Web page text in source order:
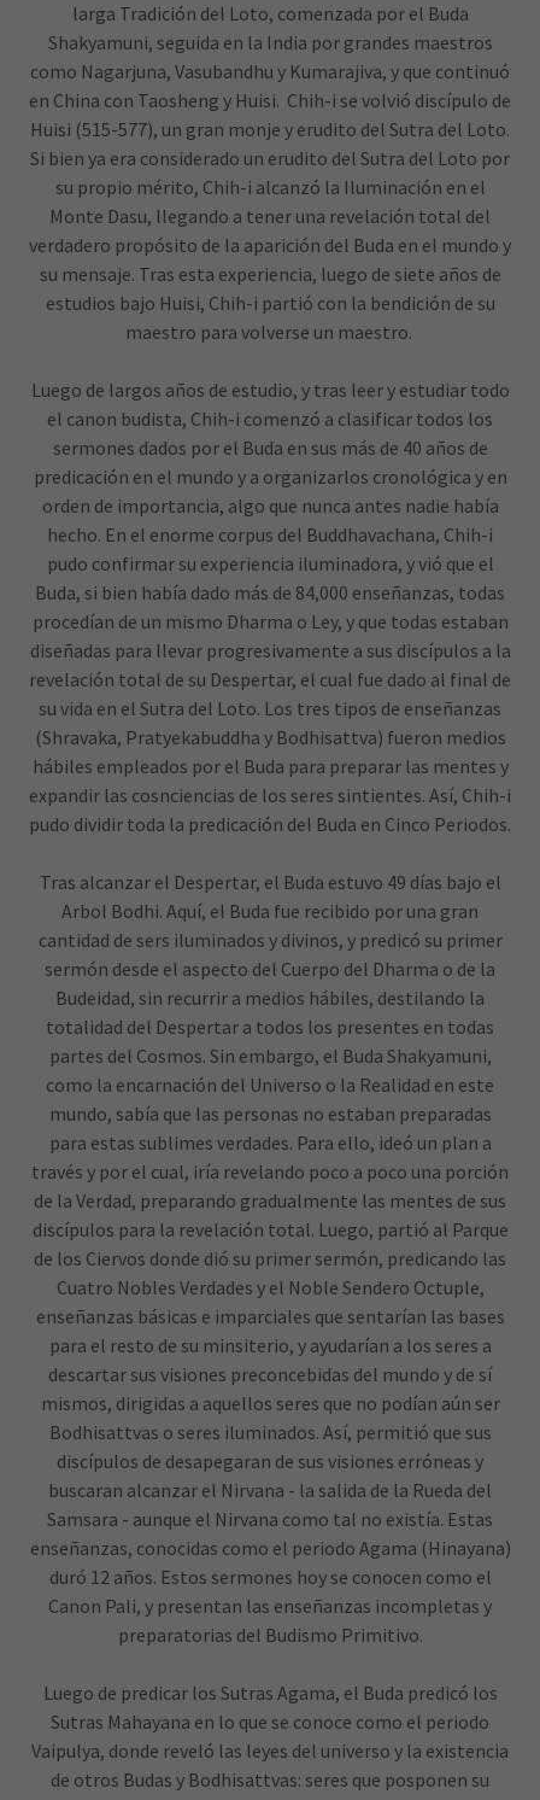
larga Tradición del Loto, comenzada por el Buda
Shakyamuni, seguida en la India por grandes maestros
como Nagarjuna, Vasubandhu y Kumarajiva, y que continuó
en China con Taosheng y Huisi. Chih-i se volvió discípulo de
Huisi (515-577), un gran monje y erudito del Sutra del Loto.
Si bien ya era considerado un erudito del Sutra del Loto por
su propio mérito, Chih-i alcanzó la Iluminación en el
Monte Dasu, llegando a tener una revelación total del
verdadero propósito de la aparición del Buda en el mundo y
su mensaje. Tras esta experiencia, luego de siete años de
estudios bajo Huisi, Chih-i partió con la bendición de su
maestro para volverse un maestro.
Luego de largos años de estudio, y tras leer y estudiar todo
el canon budista, Chih-i comenzó a clasificar todos los
sermones dados por el Buda en sus más de 40 años de
predicación en el mundo y a organizarlos cronológica y en
orden de importancia, algo que nunca antes nadie había
hecho. En el enorme corpus del Buddhavachana, Chih-i
pudo confirmar su experiencia iluminadora, y vió que el
Buda, si bien había dado más de 84,000 enseñanzas, todas
procedían de un mismo Dharma o Ley, y que todas estaban
diseñadas para llevar progresivamente a sus discípulos a la
revelación total de su Despertar, el cual fue dado al final de
su vida en el Sutra del Loto. Los tres tipos de enseñanzas
(Shravaka, Pratyekabuddha y Bodhisattva) fueron medios
hábiles empleados por el Buda para preparar las mentes y
expandir las cosnciencias de los seres sintientes. Así, Chih-i
pudo dividir toda la predicación del Buda en Cinco Periodos.
Tras alcanzar el Despertar, el Buda estuvo 49 días bajo el
Arbol Bodhi. Aquí, el Buda fue recibido por una gran
cantidad de sers iluminados y divinos, y predicó su primer
sermón desde el aspecto del Cuerpo del Dharma o de la
Budeidad, sin recurrir a medios hábiles, destilando la
totalidad del Despertar a todos los presentes en todas
partes del Cosmos. Sin embargo, el Buda Shakyamuni,
como la encarnación del Universo o la Realidad en este
mundo, sabía que las personas no estaban preparadas
para estas sublimes verdades. Para ello, ideó un plan a
través y por el cual, iría revelando poco a poco una porción
de la Verdad, preparando gradualmente las mentes de sus
discípulos para la revelación total. Luego, partió al Parque
de los Ciervos donde dió su primer sermón, predicando las
Cuatro Nobles Verdades y el Noble Sendero Octuple,
enseñanzas básicas e imparciales que sentarían las bases
para el resto de su minsiterio, y ayudarían a los seres a
descartar sus visiones preconcebidas del mundo y de sí
mismos, dirigidas a aquellos seres que no podían aún ser
Bodhisattvas o seres iluminados. Así, permitió que sus
discípulos de desapegaran de sus visiones erróneas y
buscaran alcanzar el Nirvana - la salida de la Rueda del
Samsara - aunque el Nirvana como tal no existía. Estas
enseñanzas, conocidas como el periodo Agama (Hinayana)
duró 12 años. Estos sermones hoy se conocen como el
Canon Pali, y presentan las enseñanzas incompletas y
preparatorias del Budismo Primitivo.
Luego de predicar los Sutras Agama, el Buda predicó los
Sutras Mahayana en lo que se conoce como el periodo
Vaipulya, donde reveló las leyes del universo y la existencia
de otros Budas y Bodhisattvas: seres que posponen su